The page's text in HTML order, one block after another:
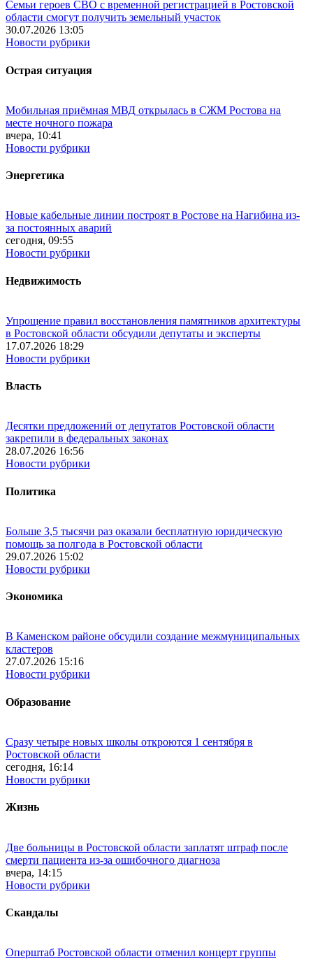
Семьи героев СВО с временной регистрацией в Ростовской
области смогут получить земельный участок
30.07.2026 13:05
Новости рубрики
Острая ситуация
Мобильная приёмная МВД открылась в СЖМ Ростова на
месте ночного пожара
вчера, 10:41
Новости рубрики
Энергетика
Новые кабельные линии построят в Ростове на Нагибина из-
за постоянных аварий
сегодня, 09:55
Новости рубрики
Недвижимость
Упрощение правил восстановления памятников архитектуры
в Ростовской области обсудили депутаты и эксперты
17.07.2026 18:29
Новости рубрики
Власть
Десятки предложений от депутатов Ростовской области
закрепили в федеральных законах
28.07.2026 16:56
Новости рубрики
Политика
Больше 3,5 тысячи раз оказали бесплатную юридическую
помощь за полгода в Ростовской области
29.07.2026 15:02
Новости рубрики
Экономика
В Каменском районе обсудили создание межмуниципальных
кластеров
27.07.2026 15:16
Новости рубрики
Образование
Сразу четыре новых школы откроются 1 сентября в
Ростовской области
сегодня, 16:14
Новости рубрики
Жизнь
Две больницы в Ростовской области заплатят штраф после
смерти пациента из-за ошибочного диагноза
вчера, 14:15
Новости рубрики
Скандалы
Оперштаб Ростовской области отменил концерт группы